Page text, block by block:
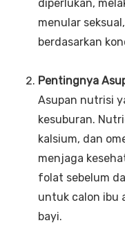
diperlukan,
menular
berdasarkan
Pentingnya
Asupan nutrisi
kesuburan.
kalsium, dan
menjaga
folat sebelum
untuk calon ibu
bayi.